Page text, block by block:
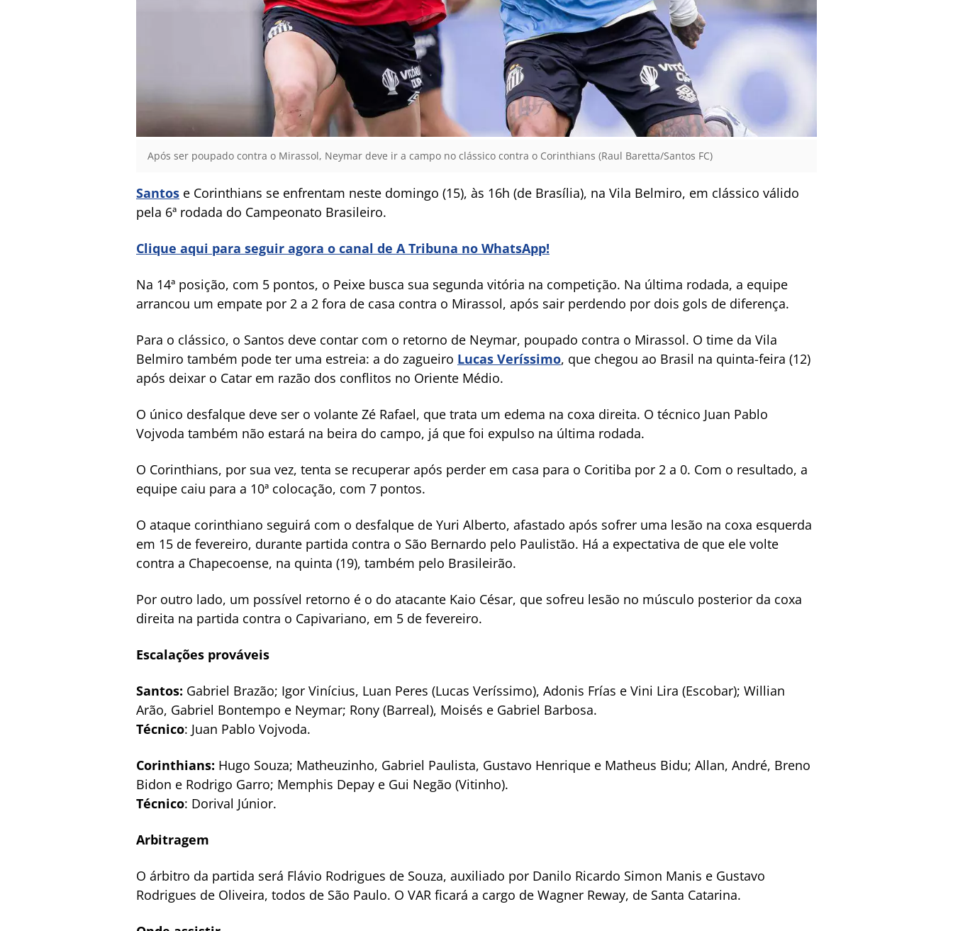
Após ser poupado contra o Mirassol, Neymar deve ir a campo no clássico contra o Corinthians (Raul Baretta/Santos FC)
Santos e Corinthians se enfrentam neste domingo (15), às 16h (de Brasília), na Vila Belmiro, em clássico válido
pela 6ª rodada do Campeonato Brasileiro.
Clique aqui para seguir agora o canal de A Tribuna no WhatsApp!
Na 14ª posição, com 5 pontos, o Peixe busca sua segunda vitória na competição. Na última rodada, a equipe
arrancou um empate por 2 a 2 fora de casa contra o Mirassol, após sair perdendo por dois gols de diferença.
Para o clássico, o Santos deve contar com o retorno de Neymar, poupado contra o Mirassol. O time da Vila
Belmiro também pode ter uma estreia: a do zagueiro Lucas Veríssimo, que chegou ao Brasil na quinta-feira (12)
após deixar o Catar em razão dos conflitos no Oriente Médio.
O único desfalque deve ser o volante Zé Rafael, que trata um edema na coxa direita. O técnico Juan Pablo
Vojvoda também não estará na beira do campo, já que foi expulso na última rodada.
O Corinthians, por sua vez, tenta se recuperar após perder em casa para o Coritiba por 2 a 0. Com o resultado, a
equipe caiu para a 10ª colocação, com 7 pontos.
O ataque corinthiano seguirá com o desfalque de Yuri Alberto, afastado após sofrer uma lesão na coxa esquerda
em 15 de fevereiro, durante partida contra o São Bernardo pelo Paulistão. Há a expectativa de que ele volte
contra a Chapecoense, na quinta (19), também pelo Brasileirão.
Por outro lado, um possível retorno é o do atacante Kaio César, que sofreu lesão no músculo posterior da coxa
direita na partida contra o Capivariano, em 5 de fevereiro.
Escalações prováveis
Santos: Gabriel Brazão; Igor Vinícius, Luan Peres (Lucas Veríssimo), Adonis Frías e Vini Lira (Escobar); Willian
Arão, Gabriel Bontempo e Neymar; Rony (Barreal), Moisés e Gabriel Barbosa.
Técnico: Juan Pablo Vojvoda.
Corinthians: Hugo Souza; Matheuzinho, Gabriel Paulista, Gustavo Henrique e Matheus Bidu; Allan, André, Breno
Bidon e Rodrigo Garro; Memphis Depay e Gui Negão (Vitinho).
Técnico: Dorival Júnior.
Arbitragem
O árbitro da partida será Flávio Rodrigues de Souza, auxiliado por Danilo Ricardo Simon Manis e Gustavo
Rodrigues de Oliveira, todos de São Paulo. O VAR ficará a cargo de Wagner Reway, de Santa Catarina.